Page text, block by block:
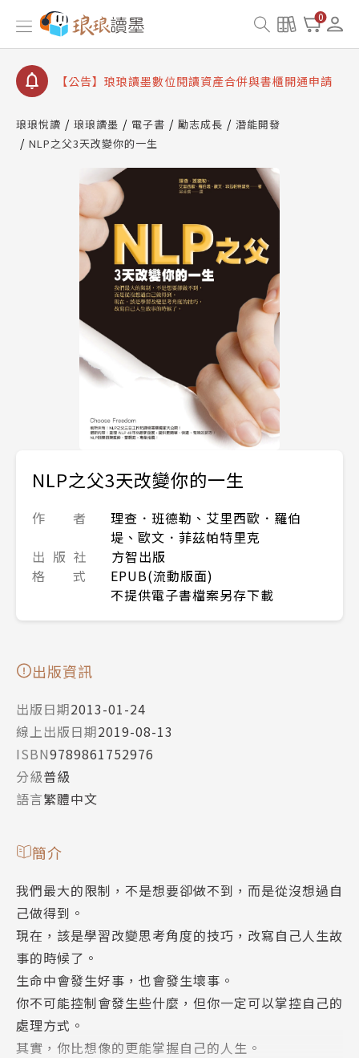
0
【公告】琅琅讀墨 3 分鐘完成書櫃開通與資產合併申
請圖文教學
【公告】琅琅書店服務升級重要說明及資產合併結果
【公告】琅琅讀墨數位閱讀資產合併與書櫃開通申請
琅琅悅讀 琅琅讀墨 電子書 勵志成長
潛能開發
NLP之父3天改變你的一生
NLP之父3天改變你的一生
作 者
理查．班德勒、艾里西歐．羅伯
堤、歐文．菲茲帕特里克
出 版 社
方智出版
格 式
EPUB(流動版面)
不提供電子書檔案另存下載
出版資訊
出版日期2013-01-24
線上出版日期2019-08-13
ISBN9789861752976
分級普級
語言繁體中文
簡介
我們最大的限制，不是想要卻做不到，而是從沒想過自
己做得到。
現在，該是學習改變思考角度的技巧，改寫自己人生故
事的時候了。
生命中會發生好事，也會發生壞事。
你不可能控制會發生些什麼，但你一定可以掌控自己的
處理方式。
其實，你比想像的更能掌握自己的人生。